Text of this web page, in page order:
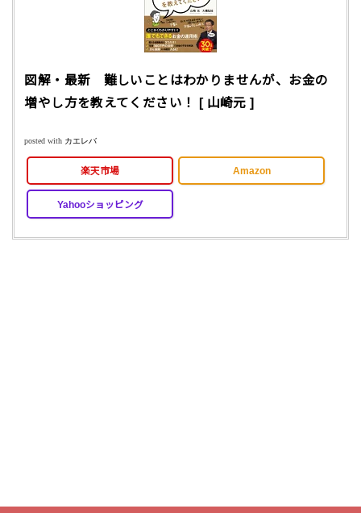
図解・最新 難しいことはわかりませんが、お金の
増やし方を教えてください！ [ 山崎元 ]
posted with カエレバ
楽天市場 Amazon
Yahooショッピング